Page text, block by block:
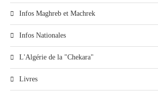
Infos Maghreb et Machrek
Infos Nationales
L'Algérie de la "Chekara"
Livres